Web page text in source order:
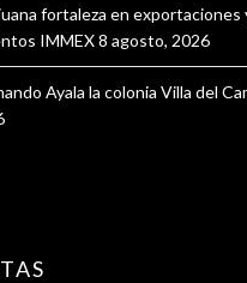
fortaleza en exportaciones
IMMEX8 agosto, 2026
Ayala la colonia Villa del